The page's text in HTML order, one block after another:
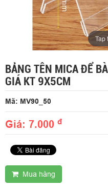
Tap
BẢNG TÊN MICA ĐỂ
GIÁ KT 9X5CM
Mã: MV90_50
Giá: 7.000 đ
Mua hàng